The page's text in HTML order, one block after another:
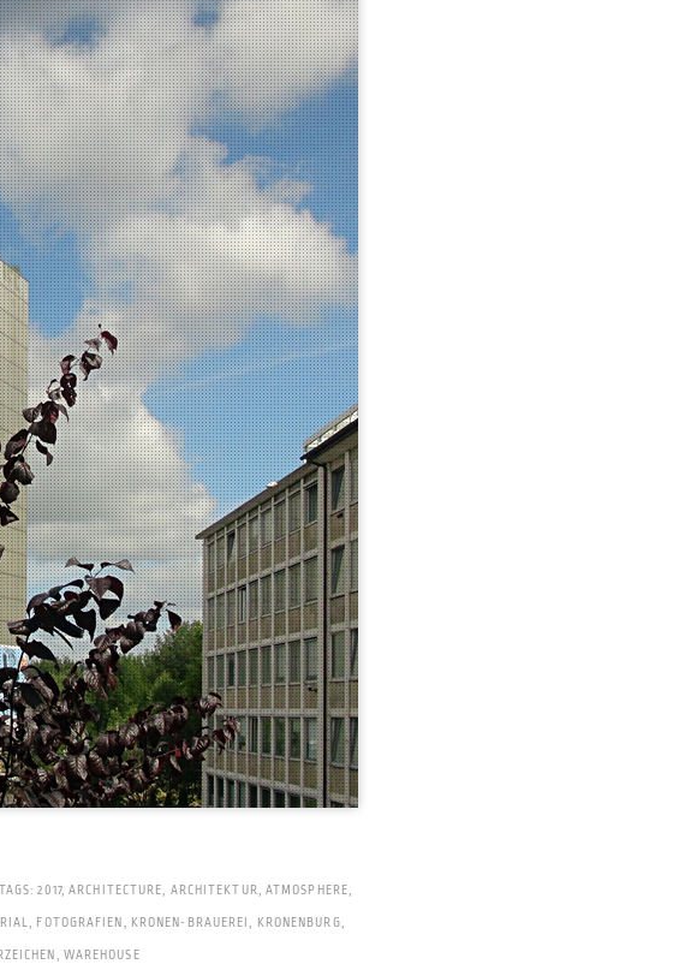
TAGS:2017,ARCHITECTURE, ARCHITEKTUR, ATMOSPHERE,
, FOTOGRAFIEN , KRONEN-BRAUEREI, KRONENBURG,
, WAREHOUSE